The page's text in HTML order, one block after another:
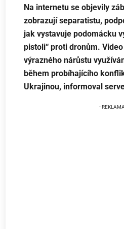
Na internetu se objevily
zobrazují separatistu,
jak vystavuje podomácku
pistoli“ proti dronům.
výrazného nárůstu
během probíhajícího
Ukrajinou, informoval